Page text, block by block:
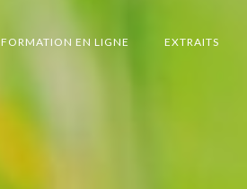
FORMATION EN LIGNE EXTRAITS